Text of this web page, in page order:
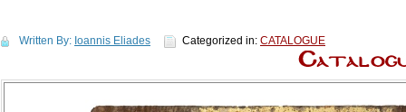
Written By: Ioannis Eliades Categorized in: CATALOGUE